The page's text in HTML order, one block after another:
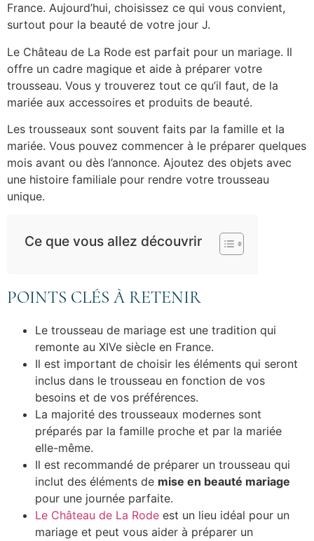
France. Aujourd’hui, choisissez ce qui vous convient,
surtout pour la beauté de votre jour J.
Le Château de La Rode est parfait pour un mariage. Il
offre un cadre magique et aide à préparer votre
trousseau. Vous y trouverez tout ce qu’il faut, de la
mariée aux accessoires et produits de beauté.
Les trousseaux sont souvent faits par la famille et la
mariée. Vous pouvez commencer à le préparer quelques
mois avant ou dès l’annonce. Ajoutez des objets avec
une histoire familiale pour rendre votre trousseau
unique.
Ce que vous allez découvrir
POINTS CLÉS À RETENIR
Le trousseau de mariage est une tradition qui
remonte au XIVe siècle en France.
Il est important de choisir les éléments qui seront
inclus dans le trousseau en fonction de vos
besoins et de vos préférences.
La majorité des trousseaux modernes sont
préparés par la famille proche et par la mariée
elle-même.
Il est recommandé de préparer un trousseau qui
inclut des éléments de mise en beauté mariage
pour une journée parfaite.
Le Château de La Rode est un lieu idéal pour un
mariage et peut vous aider à préparer un